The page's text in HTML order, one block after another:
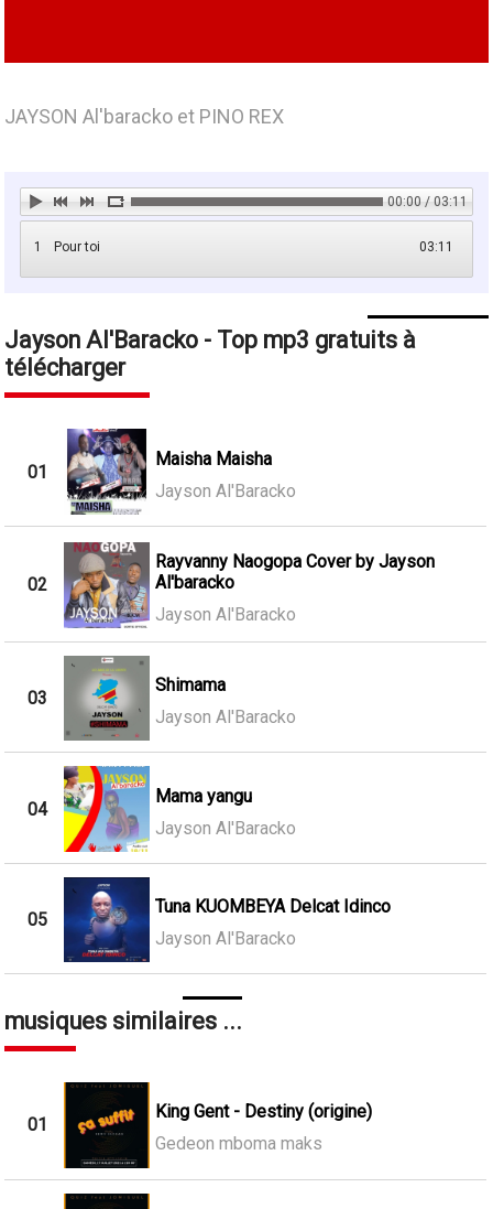
JAYSON Al'baracko et PINO REX
00:00 / 03:11
1 03:11
Pour toi
Jayson Al'Baracko - Top mp3 gratuits à
télécharger
01
Maisha Maisha
Jayson Al'Baracko
02
Rayvanny Naogopa Cover by Jayson
Al'baracko
Jayson Al'Baracko
03
Shimama
Jayson Al'Baracko
04
Mama yangu
Jayson Al'Baracko
05
Tuna KUOMBEYA Delcat Idinco
Jayson Al'Baracko
musiques similaires ...
01
King Gent - Destiny (origine)
Gedeon mboma maks